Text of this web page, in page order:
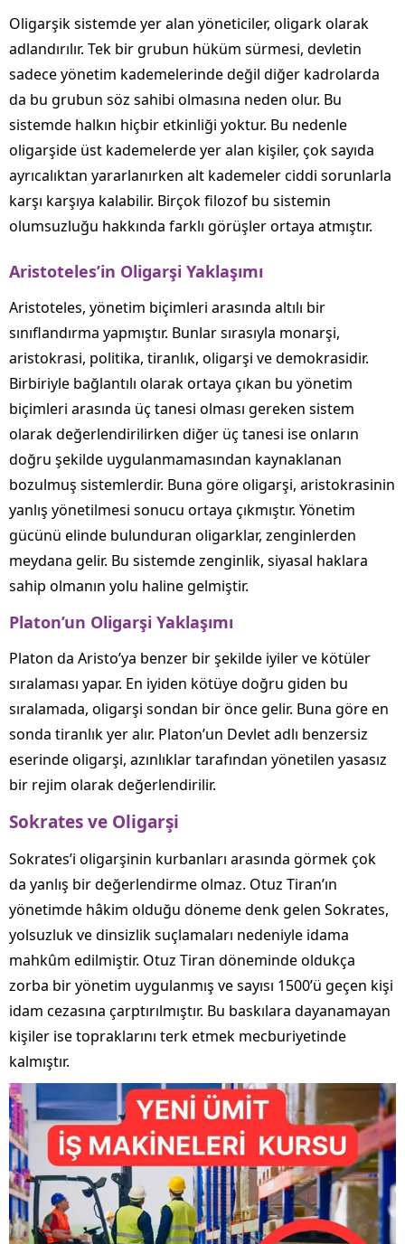
Oligarşik sistemde yer alan yöneticiler, oligark olarak
adlandırılır. Tek bir grubun hüküm sürmesi, devletin
sadece yönetim kademelerinde değil diğer kadrolarda
da bu grubun söz sahibi olmasına neden olur. Bu
sistemde halkın hiçbir etkinliği yoktur. Bu nedenle
oligarşide üst kademelerde yer alan kişiler, çok sayıda
ayrıcalıktan yararlanırken alt kademeler ciddi sorunlarla
karşı karşıya kalabilir. Birçok filozof bu sistemin
olumsuzluğu hakkında farklı görüşler ortaya atmıştır.
Aristoteles’in Oligarşi Yaklaşımı
Aristoteles, yönetim biçimleri arasında altılı bir
sınıflandırma yapmıştır. Bunlar sırasıyla monarşi,
aristokrasi, politika, tiranlık, oligarşi ve demokrasidir.
Birbiriyle bağlantılı olarak ortaya çıkan bu yönetim
biçimleri arasında üç tanesi olması gereken sistem
olarak değerlendirilirken diğer üç tanesi ise onların
doğru şekilde uygulanmamasından kaynaklanan
bozulmuş sistemlerdir. Buna göre oligarşi, aristokrasinin
yanlış yönetilmesi sonucu ortaya çıkmıştır. Yönetim
gücünü elinde bulunduran oligarklar, zenginlerden
meydana gelir. Bu sistemde zenginlik, siyasal haklara
sahip olmanın yolu haline gelmiştir.
Platon’un Oligarşi Yaklaşımı
Platon da Aristo’ya benzer bir şekilde iyiler ve kötüler
sıralaması yapar. En iyiden kötüye doğru giden bu
sıralamada, oligarşi sondan bir önce gelir. Buna göre en
sonda tiranlık yer alır. Platon’un Devlet adlı benzersiz
eserinde oligarşi, azınlıklar tarafından yönetilen yasasız
bir rejim olarak değerlendirilir.
Sokrates ve Oligarşi
Sokrates’i oligarşinin kurbanları arasında görmek çok
da yanlış bir değerlendirme olmaz. Otuz Tiran’ın
yönetimde hâkim olduğu döneme denk gelen Sokrates,
yolsuzluk ve dinsizlik suçlamaları nedeniyle idama
mahkûm edilmiştir. Otuz Tiran döneminde oldukça
zorba bir yönetim uygulanmış ve sayısı 1500’ü geçen kişi
idam cezasına çarptırılmıştır. Bu baskılara dayanamayan
kişiler ise topraklarını terk etmek mecburiyetinde
kalmıştır.